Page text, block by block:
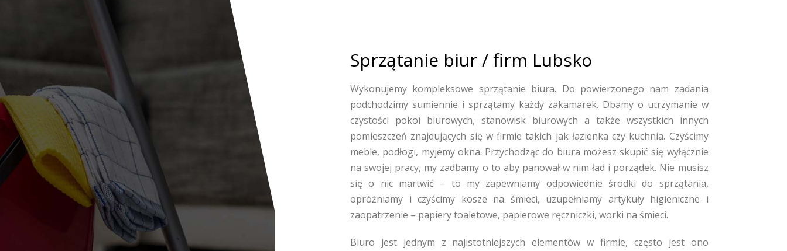
Sprzątanie biur / firm Lubsko
Wykonujemy kompleksowe sprzątanie biura. Do powierzonego nam zadania
podchodzimy sumiennie i sprzątamy każdy zakamarek. Dbamy o utrzymanie w
czystości pokoi biurowych, stanowisk biurowych a także wszystkich innych
pomieszczeń znajdujących się w firmie takich jak łazienka czy kuchnia. Czyścimy
meble, podłogi, myjemy okna. Przychodząc do biura możesz skupić się wyłącznie
na swojej pracy, my zadbamy o to aby panował w nim ład i porządek. Nie musisz
się o nic martwić – to my zapewniamy odpowiednie środki do sprzątania,
opróżniamy i czyścimy kosze na śmieci, uzupełniamy artykuły higieniczne i
zaopatrzenie – papiery toaletowe, papierowe ręczniczki, worki na śmieci.
Biuro jest jednym z najistotniejszych elementów w firmie, często jest ono